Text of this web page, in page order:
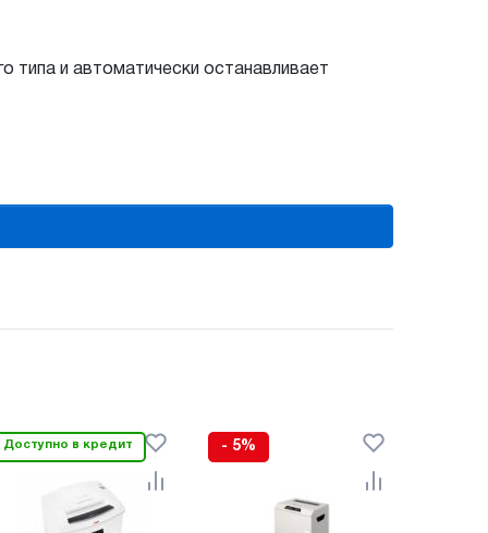
типа и автоматически останавливает
Доступно в кредит - 5%